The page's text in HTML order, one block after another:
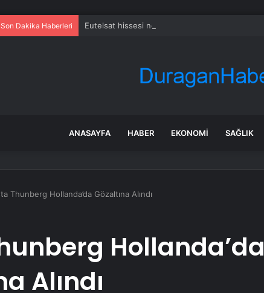
Son Dakika Haberleri Eutelsat hissesi neden düşüyor?
ANASAYFA HABER EKONOMI SAĞLIK
Thunberg Hollanda’da Gözaltına Alındı
Hollanda’da
Alındı